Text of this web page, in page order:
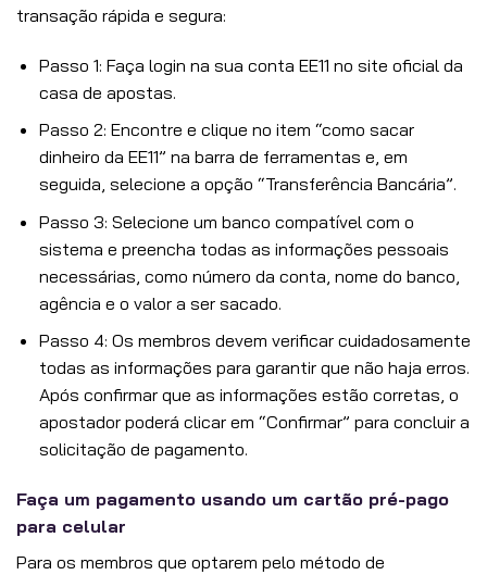
transação rápida e segura:
Passo 1: Faça login na sua conta EE11 no site oficial da
casa de apostas.
Passo 2: Encontre e clique no item “como sacar
dinheiro da EE11” na barra de ferramentas e, em
seguida, selecione a opção “Transferência Bancária”.
Passo 3: Selecione um banco compatível com o
sistema e preencha todas as informações pessoais
necessárias, como número da conta, nome do banco,
agência e o valor a ser sacado.
Passo 4: Os membros devem verificar cuidadosamente
todas as informações para garantir que não haja erros.
Após confirmar que as informações estão corretas, o
apostador poderá clicar em “Confirmar” para concluir a
solicitação de pagamento.
Faça um pagamento usando um cartão pré-pago
para celular
Para os membros que optarem pelo método de